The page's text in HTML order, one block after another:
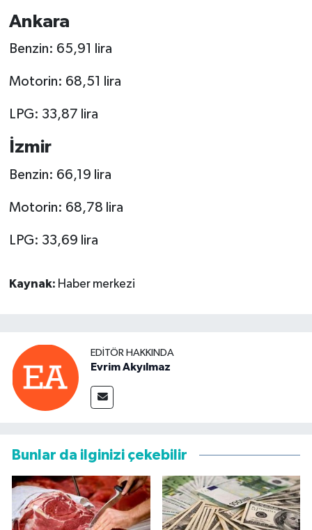
Ankara
Benzin: 65,91 lira
Motorin: 68,51 lira
LPG: 33,87 lira
İzmir
Benzin: 66,19 lira
Motorin: 68,78 lira
LPG: 33,69 lira
Kaynak: Haber merkezi
EDITÖR HAKKINDA
Evrim Akyılmaz
Bunlar da ilginizi çekebilir